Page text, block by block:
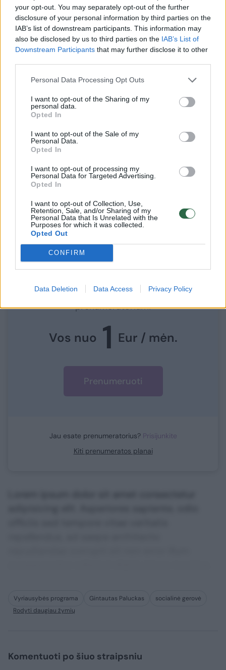
your opt-out. You may separately opt-out of the further
disclosure of your personal information by third parties on the
IAB’s list of downstream participants. This information may
also be disclosed by us to third parties on the IAB’s List of
Downstream Participants that may further disclose it to other
Personal Data Processing Opt Outs
I want to opt-out of the Sharing of my
personal data.
Opted In
I want to opt-out of the Sale of my
Personal Data.
Opted In
I want to opt-out of processing my
Personal Data for Targeted Advertising.
Opted In
I want to opt-out of Collection, Use,
Retention, Sale, and/or Sharing of my
Personal Data that Is Unrelated with the
Purposes for which it was collected.
Opted Out
CONFIRM
Data Deletion Data Access Privacy Policy
Tokia pasiūlymų puokštėLrytaskalbintiems
ekonomistams sukėlė dviprasmiškas
emocijas.
Štai „Citadele“ banko ekonomisto Aleksandro
Izgorodino manymu, įregistruota programa
turėtų džiuginti tuos, kurie gauna mažiausias
pajamas. Vis tik jis neatmeta galimybės, jog
šis džiaugsmas ilgai nesitęs.
„Tas džiaugsmas gali būti laikinas, nes dalį jo
ekonomistas.
Norite skaityti toliau?
Prisijunkite prie mūsų bendruomenės ir tapkite
prenumeratoriumi
Vos nuo 1 Eur / mėn.
Prenumeruoti
Jau esate prenumeratorius? Prisijunkite
Kiti prenumeratos planai
Vyriausybės programa Gintautas Paluckas
socialinė gerovė
Rodyti daugiau žymių
Komentuoti po šiuo straipsniu